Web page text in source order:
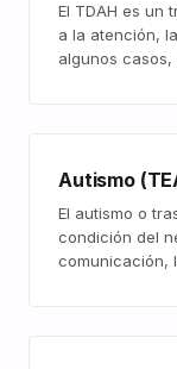
El TDAH es un
a la atención,
algunos
Autismo
El autismo o
condición del
comunicación,